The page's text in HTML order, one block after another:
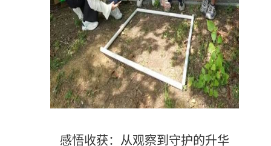
感悟收获：从观察到守护的升华